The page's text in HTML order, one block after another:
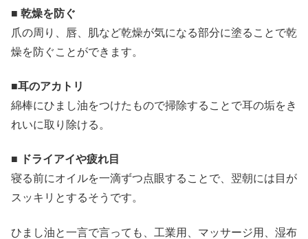
■ 乾燥を防ぐ
爪の周り、唇、肌など乾燥が気になる部分に塗ることで乾
燥を防ぐことができます。
■耳のアカトリ
綿棒にひまし油をつけたもので掃除することで耳の垢をき
れいに取り除ける。
■ ドライアイや疲れ目
寝る前にオイルを一滴ずつ点眼することで、翌朝には目が
スッキリとするそうです。
ひまし油と一言で言っても、工業用、マッサージ用、湿布